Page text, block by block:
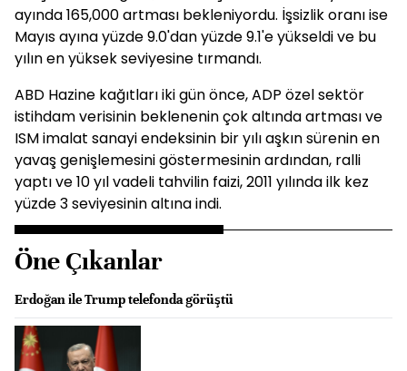
ayında 165,000 artması bekleniyordu. İşsizlik oranı ise
Mayıs ayına yüzde 9.0'dan yüzde 9.1'e yükseldi ve bu
yılın en yüksek seviyesine tırmandı.
ABD Hazine kağıtları iki gün önce, ADP özel sektör
istihdam verisinin beklenenin çok altında artması ve
ISM imalat sanayi endeksinin bir yılı aşkın sürenin en
yavaş genişlemesini göstermesinin ardından, ralli
yaptı ve 10 yıl vadeli tahvilin faizi, 2011 yılında ilk kez
yüzde 3 seviyesinin altına indi.
Öne Çıkanlar
Erdoğan ile Trump telefonda görüştü